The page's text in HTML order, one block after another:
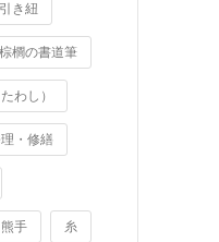
引き紐
棕櫚の書道筆
わし）
・修繕
熊手 糸